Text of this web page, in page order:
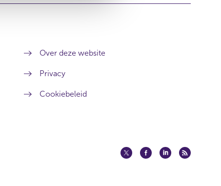
Over deze website
Privacy
Cookiebeleid